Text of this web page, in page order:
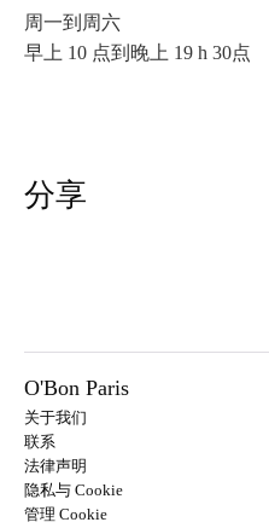
周一到周六
早上 10 点到晚上 19 h 30点
分享
O'Bon Paris
关于我们
联系
法律声明
隐私与 Cookie
管理 Cookie